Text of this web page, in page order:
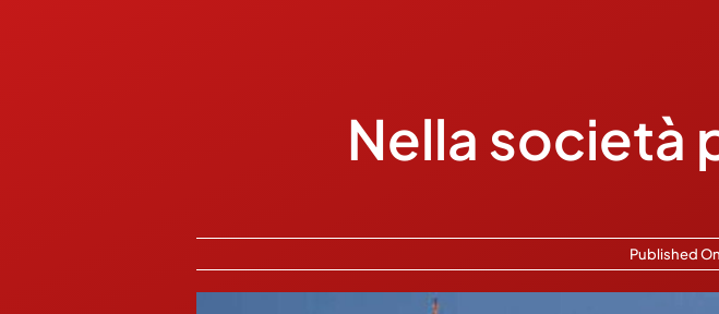
Nella società
Published